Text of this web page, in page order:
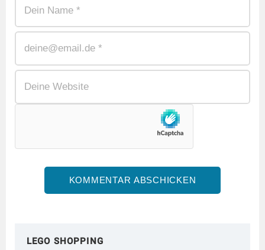
LEGO SHOPPING